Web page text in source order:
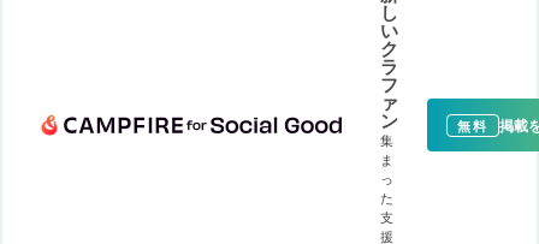
し
い
ク
ラ
フ
ァ
ン
集
ま
っ
た
支
援
無料 掲載